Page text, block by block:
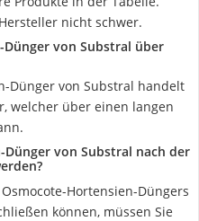
nicht schwer.
von Substral über
Dünger von Substral handelt
welcher über einen langen
von Substral nach der
Hortensien-Düngers
können, müssen Sie